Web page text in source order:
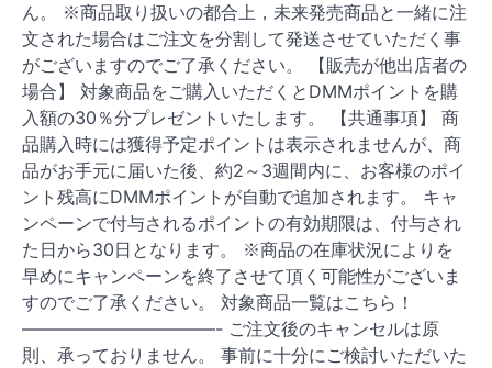
ん。 ※商品取り扱いの都合上，未来発売商品と一緒に注
文された場合はご注文を分割して発送させていただく事
がございますのでご了承ください。 【販売が他出店者の
場合】 対象商品をご購入いただくとDMMポイントを購
入額の30％分プレゼントいたします。 【共通事項】 商
品購入時には獲得予定ポイントは表示されませんが、商
品がお手元に届いた後、約2～3週間内に、お客様のポイ
ント残高にDMMポイントが自動で追加されます。 キャ
ンペーンで付与されるポイントの有効期限は、付与され
た日から30日となります。 ※商品の在庫状況によりを
早めにキャンペーンを終了させて頂く可能性がございま
すのでご了承ください。 対象商品一覧はこちら！
———————————- ご注文後のキャンセルは原
則、承っておりません。 事前に十分にご検討いただいた